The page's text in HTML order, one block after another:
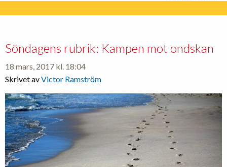
Söndagens rubrik: Kampen mot ondskan
18 mars, 2017 kl. 18:04
Skrivet avVictor Ramström